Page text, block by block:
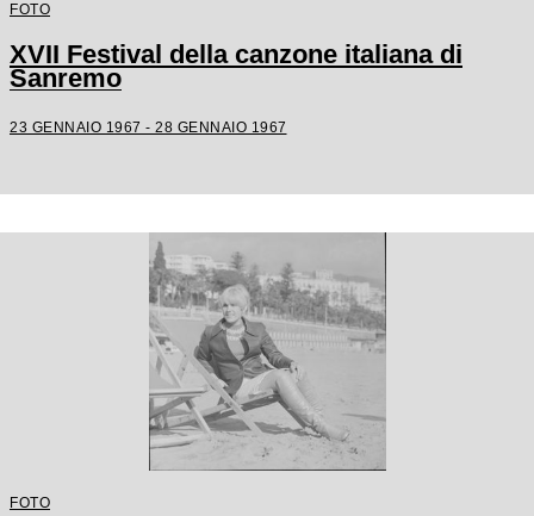
FOTO
XVII Festival della canzone italiana di
Sanremo
23 GENNAIO 1967 - 28 GENNAIO 1967
FOTO